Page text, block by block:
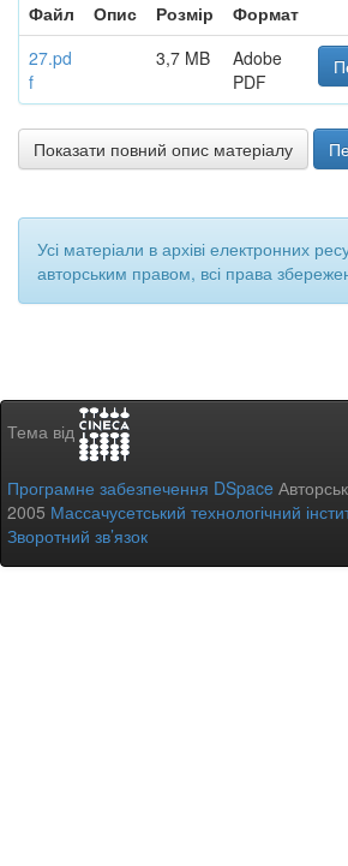
Файл
Опис Розмір
Формат
27.pd
f
3,7 MB
Adobe
PDF
Показати повний опис матеріалу
Усі матеріали в архіві електронних
авторським правом, всі права
Тема від
Програмне забезпечення DSpace
2005 Массачусетський технологічний
Зворотний зв’язок